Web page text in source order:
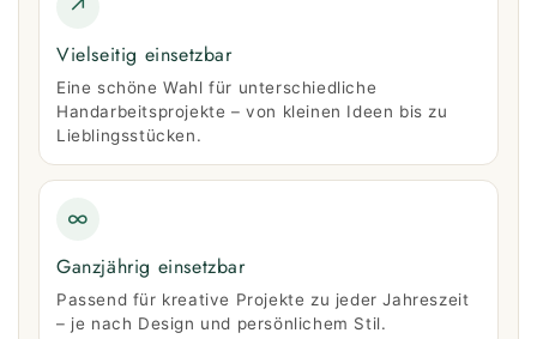
↗
Vielseitig einsetzbar
Eine schöne Wahl für unterschiedliche
Handarbeitsprojekte – von kleinen Ideen bis zu
Lieblingsstücken.
∞
Ganzjährig einsetzbar
Passend für kreative Projekte zu jeder Jahreszeit
– je nach Design und persönlichem Stil.